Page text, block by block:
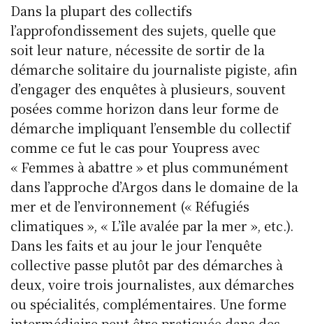
Dans la plupart des collectifs
l’approfondissement des sujets, quelle que
soit leur nature, nécessite de sortir de la
démarche solitaire du journaliste pigiste, afin
d’engager des enquêtes à plusieurs, souvent
posées comme horizon dans leur forme de
démarche impliquant l’ensemble du collectif
comme ce fut le cas pour Youpress avec
« Femmes à abattre » et plus communément
dans l’approche d’Argos dans le domaine de la
mer et de l’environnement (« Réfugiés
climatiques », « L’île avalée par la mer », etc.).
Dans les faits et au jour le jour l’enquête
collective passe plutôt par des démarches à
deux, voire trois journalistes, aux démarches
ou spécialités, complémentaires. Une forme